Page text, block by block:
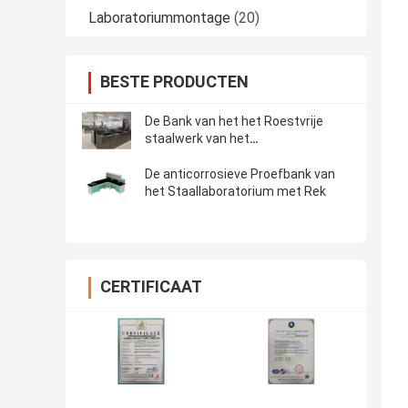
Laboratoriummontage (20)
BESTE PRODUCTEN
De Bank van het het Roestvrije
staalwerk van het
De anticorrosieve Proefbank van
het Staallaboratorium met Rek
CERTIFICAAT